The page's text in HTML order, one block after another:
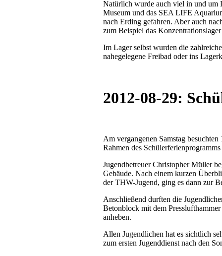
Natürlich wurde auch viel in und um
Museum und das SEA LIFE
nach Erding gefahren. Aber auch
zum Beispiel das
Im Lager selbst wurden die
nahegelegene Freibad oder ins
2012-08-29:
Am vergangenen Samstag
Rahmen des
Jugendbetreuer Christopher Müller
Gebäude. Nach einem kurzen
der THW-Jugend, ging es dann zur
Anschließend durften die
Betonblock mit dem
anheben.
Allen Jugendlichen hat es sichtlich
zum ersten Jugenddienst nach den